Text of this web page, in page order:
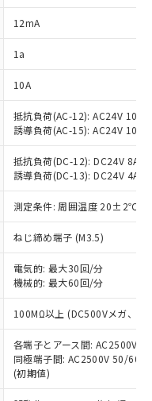
12mA
1a
10A
抵抗負荷(AC-12): AC24V 10A/
誘導負荷(AC-15): AC24V
抵抗負荷(DC-12): DC24V 8A/
誘導負荷(DC-13): DC24V 4A/
測定条件: 周囲温度 20±2℃、
ねじ締め端子 (M3.5)
電気的: 最大30回/分
機械的: 最大60回/分
100MΩ以上 (DC500Vメガ、点
各端子とアース間: AC2500V
同極端子間: AC2500V 50/
(初期値)
、同意のうえ
御機器事業取扱
よび標準価格
ただくもので
商品の中には、
なる商品もある
。
格照会結果は、
での社内デー
ものであり、閲
の在庫および標
あることをご
（10物質）の
可能な商品で
物質）の非含
る予定のある
令（10物質）の
応品を出す予
令（10物質）の
たは確認中の
無形物で、有
です。
有部品として
た場合などや
ます。
以下、 カド
リ臭化ビフェニル
フェニルエーテル類
ス(2-エチルヘキシ
が中国RoHSの
ます。
が中国RoHSの
します。
売部門へお問
：
、 Cd(カドミウ
ポリ臭化ビフェ
品のうち、外国
に定める商品
いう）を輸出
は役務取引許
要な手続きを